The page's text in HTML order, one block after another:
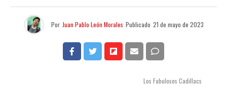
Por Juan Pablo León Morales Publicado 21 de mayo de 2023
Los Fabulosos Cadillacs